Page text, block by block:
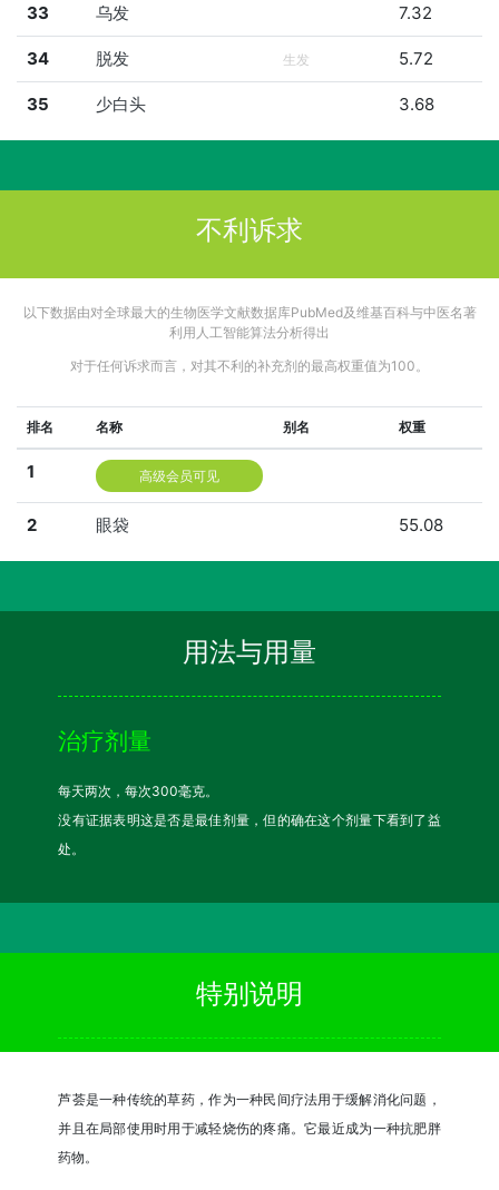
33 乌发 7.32
34 脱发 生发 5.72
35 少白头 3.68
不利诉求
以下数据由对全球最大的生物医学文献数据库PubMed及维基百科与中医名著
利用人工智能算法分析得出
对于任何诉求而言，对其不利的补充剂的最高权重值为100。
排名 名称 别名 权重
1 高级会员可见
2 眼袋 55.08
用法与用量
治疗剂量
每天两次，每次300毫克。
没有证据表明这是否是最佳剂量，但的确在这个剂量下看到了益
处。
特别说明
芦荟是一种传统的草药，作为一种民间疗法用于缓解消化问题，
并且在局部使用时用于减轻烧伤的疼痛。它最近成为一种抗肥胖
药物。